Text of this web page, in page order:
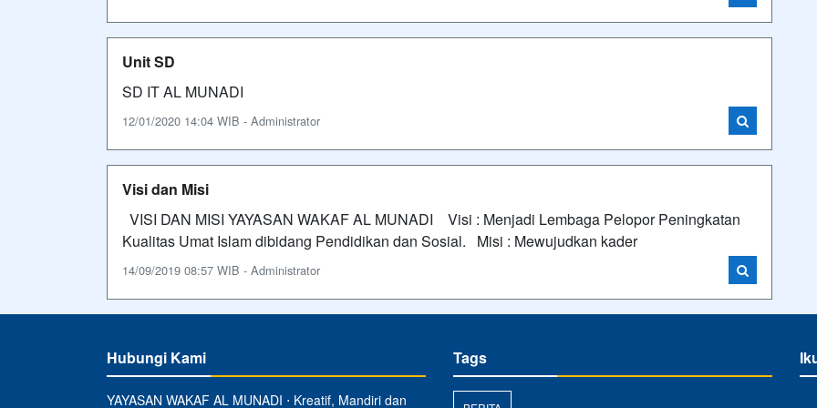
Unit SD
SD IT AL MUNADI
12/01/2020 14:04 WIB - Administrator
Visi dan Misi
VISI DAN MISI YAYASAN WAKAF AL MUNADI Visi : Menjadi Lembaga Pelopor Peningkatan
Kualitas Umat Islam dibidang Pendidikan dan Sosial. Misi : Mewujudkan kader
14/09/2019 08:57 WIB - Administrator
Hubungi Kami
YAYASAN WAKAF AL MUNADI ⋅ Kreatif, Mandiri dan
Tags